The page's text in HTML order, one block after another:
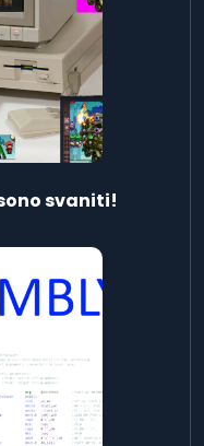
svaniti!